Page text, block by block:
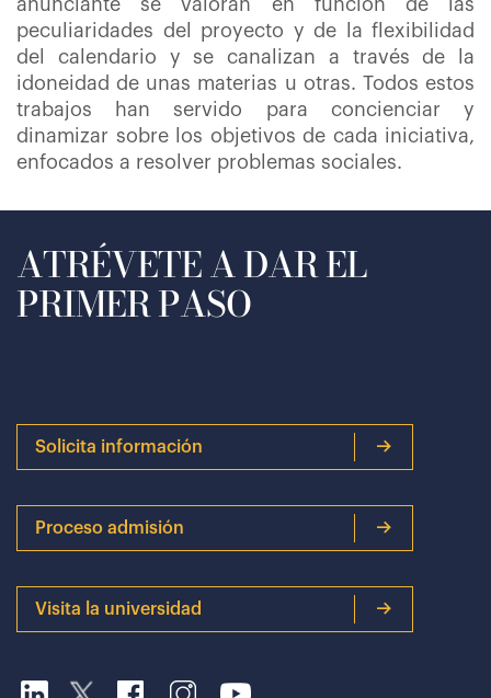
anunciante se valoran en función de las
peculiaridades del proyecto y de la flexibilidad
del calendario y se canalizan a través de la
idoneidad de unas materias u otras. Todos estos
trabajos han servido para concienciar y
dinamizar sobre los objetivos de cada iniciativa,
enfocados a resolver problemas sociales.
ATRÉVETE A DAR EL
PRIMER PASO
Solicita información
Proceso admisión
Visita la universidad